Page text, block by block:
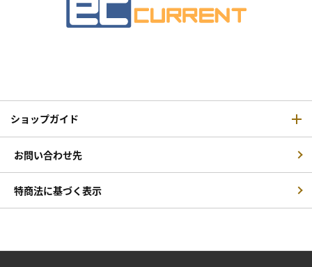
ショップガイド
お問い合わせ先
特商法に基づく表示